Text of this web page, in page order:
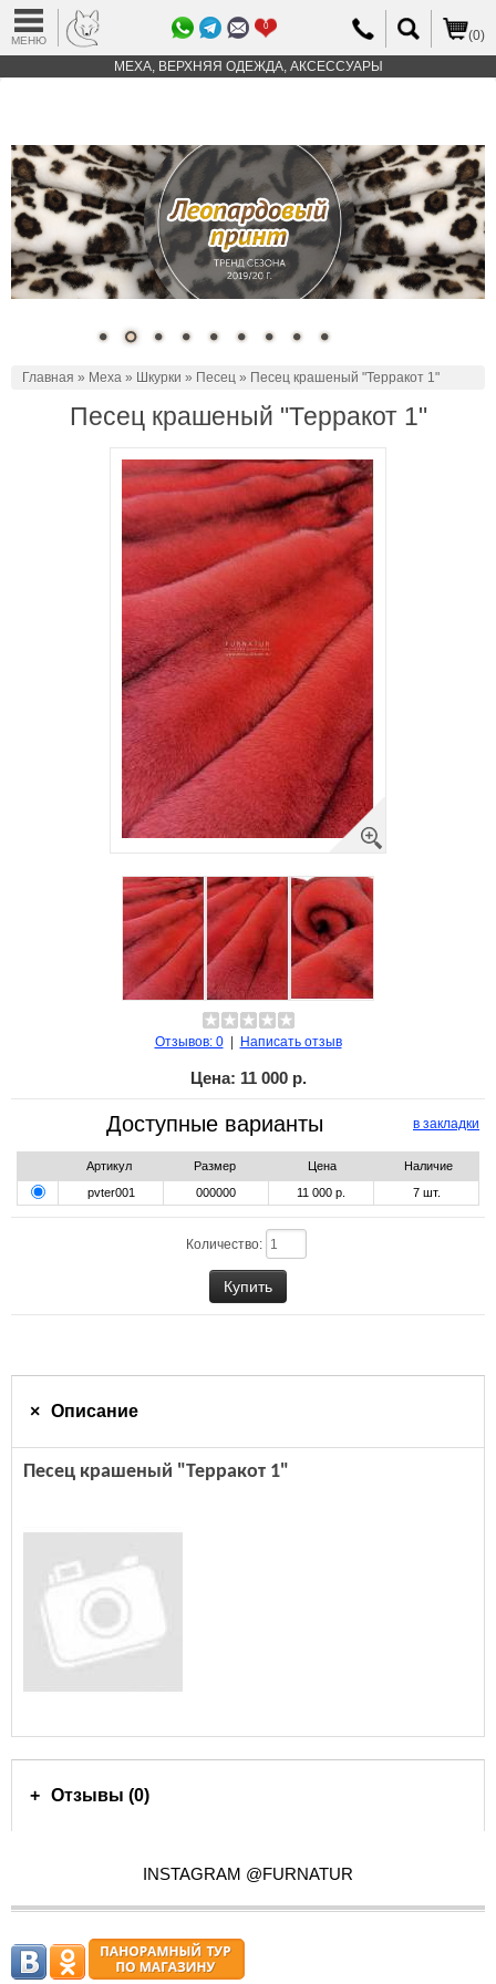
МЕНЮ
0
(0)
МЕХА, ВЕРХНЯЯ ОДЕЖДА, АКСЕССУАРЫ
Главная » Меха » Шкурки » Песец » Песец крашеный "Терракот 1"
Песец крашеный "Терракот 1"
Отзывов: 0| Написать отзыв
Цена: 11 000 р.
в закладки
Доступные варианты
Артикул Размер Цена
Наличие
pvter001
000000 11 000 р. 7 шт.
Количество:
Описание
Песец крашеный "Терракот 1"
Отзывы (0)
INSTAGRAM @FURNATUR